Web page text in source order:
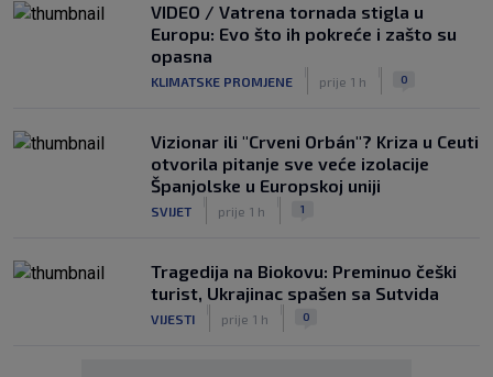
VIDEO / Vatrena tornada stigla u
Europu: Evo što ih pokreće i zašto su
opasna
KLIMATSKE PROMJENE prije 1 h 0
Vizionar ili "Crveni Orbán"? Kriza u Ceuti
otvorila pitanje sve veće izolacije
Španjolske u Europskoj uniji
SVIJET prije 1 h 1
Tragedija na Biokovu: Preminuo češki
turist, Ukrajinac spašen sa Sutvida
VIJESTI prije 1 h 0